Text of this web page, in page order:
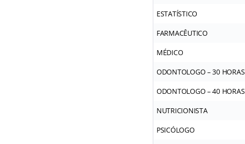
ESTATÍSTICO
FARMACÊUTICO
MÉDICO
ODONTOLOGO – 30 HORAS
ODONTOLOGO – 40 HORAS
NUTRICIONISTA
PSICÓLOGO